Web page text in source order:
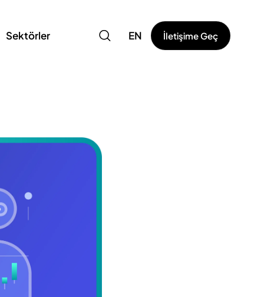
Sektörler EN İletişime Geç